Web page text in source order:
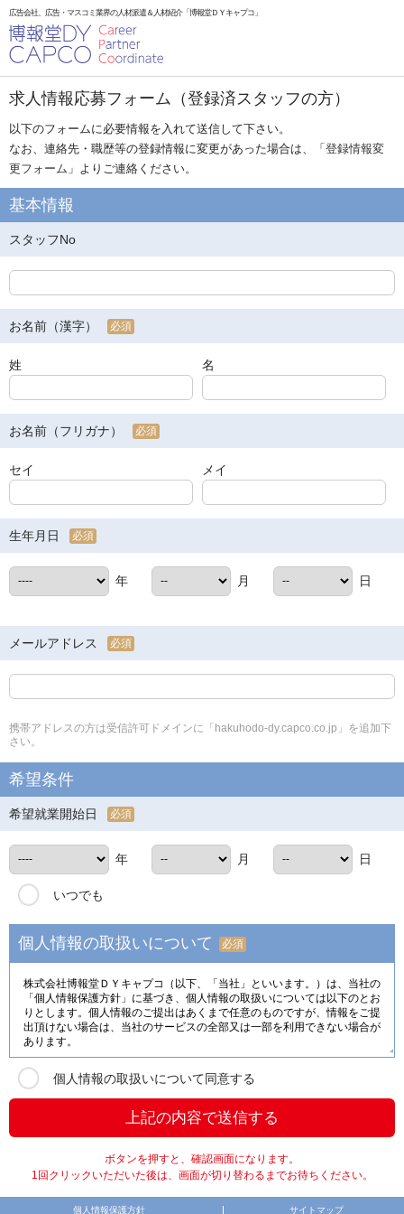
広告会社、広告・マスコミ業界の人材派遣＆人材紹介「博報堂ＤＹキャプコ」
求人情報応募フォーム（登録済スタッフの方）
以下のフォームに必要情報を入れて送信して下さい。
なお、連絡先・職歴等の登録情報に変更があった場合は、「登録情報変
更フォーム 」よりご連絡ください。
基本情報
スタッフNo
お名前（漢字） 必須
姓 名
お名前（フリガナ） 必須
セイ メイ
生年月日 必須
年 月 日
メールアドレス 必須
携帯アドレスの方は受信許可ドメインに「hakuhodo-dy.capco.co.jp」を追加下
さい。
希望条件
希望就業開始日 必須
年 月 日
いつでも
個人情報の取扱いについて 必須
個人情報の取扱いについて同意する
ボタンを押すと、確認画面になります。
1回クリックいただいた後は、画面が切り替わるまでお待ちください。
個人情報保護方針 サイトマップ